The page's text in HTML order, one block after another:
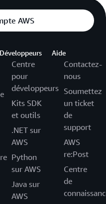
AWS
Développeurs
Centre
pour
développeurs
Kits SDK
et outils
.NET sur
AWS
Python
sur AWS
Java sur
AWS
Aide
Contactez-
nous
Soumettez
un ticket
de
support
AWS
re:Post
Centre
de